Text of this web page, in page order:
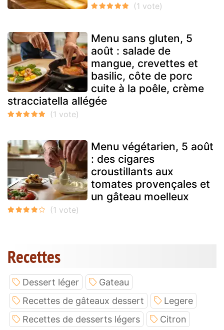
Menu sans gluten, 5
août : salade de
mangue, crevettes et
basilic, côte de porc
cuite à la poêle, crème
stracciatella allégée
Menu végétarien, 5 août
: des cigares
croustillants aux
tomates provençales et
un gâteau moelleux
Recettes
Dessert léger
Gateau
Recettes de gâteaux dessert
Legere
Recettes de desserts légers
Citron